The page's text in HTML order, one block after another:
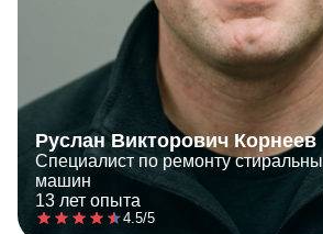
Руслан Викторович Корнеев
Специалист по ремонту
машин
13 лет опыта
4.5/5